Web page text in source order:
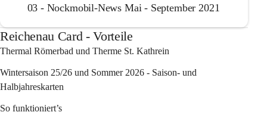
03 - Nockmobil-News Mai - September 2021
Reichenau Card - Vorteile
Thermal Römerbad und Therme St. Kathrein
Wintersaison 25/26 und Sommer 2026 - Saison- und
Halbjahreskarten
So funktioniert’s